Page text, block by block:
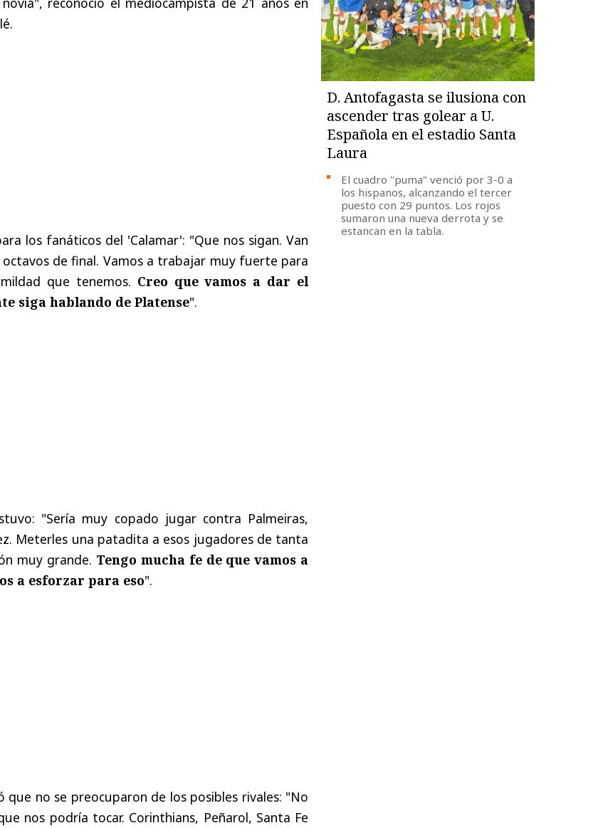
los fanáticos del 'Calamar': "Que nos sigan. Van
de final. Vamos a trabajar muy fuerte para
que tenemos. Creo que vamos a dar el
siga hablando de Platense".
"Sería muy copado jugar contra Palmeiras,
Meterles una patadita a esos jugadores de tanta
muy grande. Tengo mucha fe de que vamos a
a esforzar para eso".
que no se preocuparon de los posibles rivales: "No
nos podría tocar. Corinthians, Peñarol, Santa Fe
D. Antofagasta se ilusiona con
ascender tras golear a U.
Española en el estadio Santa
Laura
El cuadro "puma" venció por 3-0 a
los hispanos, alcanzando el tercer
puesto con 29 puntos. Los rojos
sumaron una nueva derrota y se
estancan en la tabla.